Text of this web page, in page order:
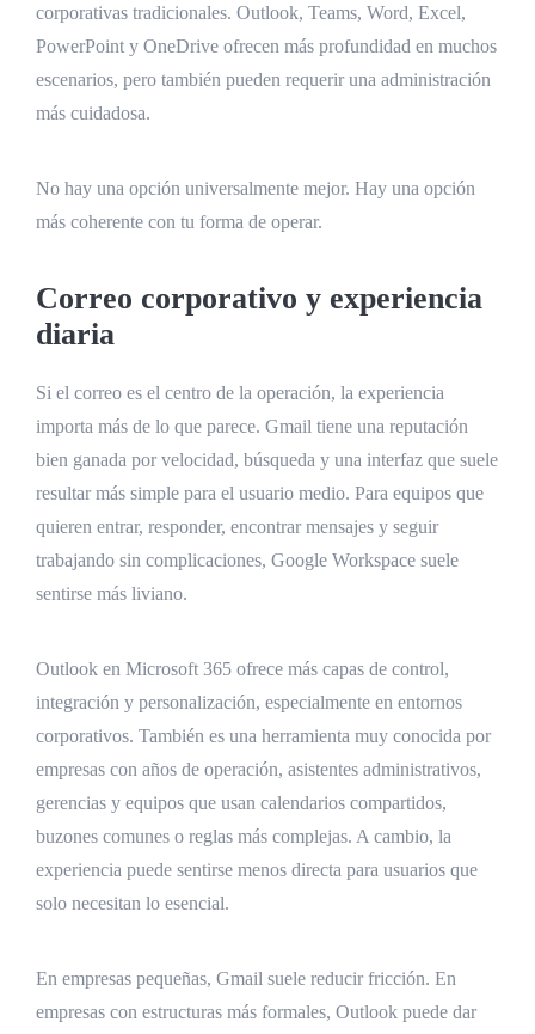
corporativas tradicionales. Outlook, Teams, Word, Excel,
PowerPoint y OneDrive ofrecen más profundidad en muchos
escenarios, pero también pueden requerir una administración
más cuidadosa.
No hay una opción universalmente mejor. Hay una opción
más coherente con tu forma de operar.
Correo corporativo y experiencia
diaria
Si el correo es el centro de la operación, la experiencia
importa más de lo que parece. Gmail tiene una reputación
bien ganada por velocidad, búsqueda y una interfaz que suele
resultar más simple para el usuario medio. Para equipos que
quieren entrar, responder, encontrar mensajes y seguir
trabajando sin complicaciones, Google Workspace suele
sentirse más liviano.
Outlook en Microsoft 365 ofrece más capas de control,
integración y personalización, especialmente en entornos
corporativos. También es una herramienta muy conocida por
empresas con años de operación, asistentes administrativos,
gerencias y equipos que usan calendarios compartidos,
buzones comunes o reglas más complejas. A cambio, la
experiencia puede sentirse menos directa para usuarios que
solo necesitan lo esencial.
En empresas pequeñas, Gmail suele reducir fricción. En
empresas con estructuras más formales, Outlook puede dar